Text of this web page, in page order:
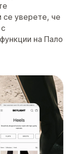
се уверете, че
на Пало